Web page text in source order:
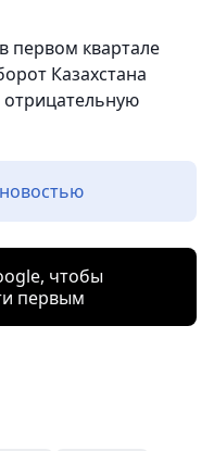
первом квартале
Казахстана
чтобы
первым